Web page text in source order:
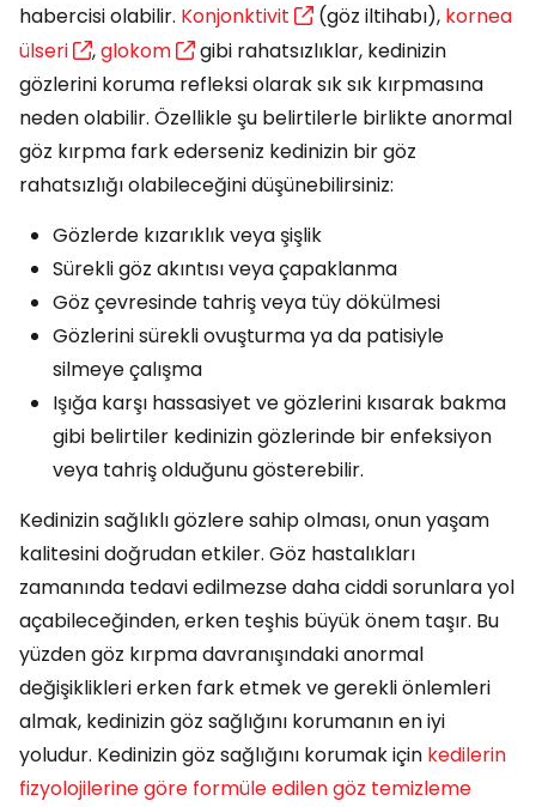
habercisi olabilir. Konjonktivit (göz iltihabı), kornea
ülseri
,glokom
gibi rahatsızlıklar, kedinizin
gözlerini koruma refleksi olarak sık sık kırpmasına
neden olabilir. Özellikle şu belirtilerle birlikte anormal
göz kırpma fark ederseniz kedinizin bir göz
rahatsızlığı olabileceğini düşünebilirsiniz:
Gözlerde kızarıklık veya şişlik
Sürekli göz akıntısı veya çapaklanma
Göz çevresinde tahriş veya tüy dökülmesi
Gözlerini sürekli ovuşturma ya da patisiyle
silmeye çalışma
Işığa karşı hassasiyet ve gözlerini kısarak bakma
gibi belirtiler kedinizin gözlerinde bir enfeksiyon
veya tahriş olduğunu gösterebilir.
Kedinizin sağlıklı gözlere sahip olması, onun yaşam
kalitesini doğrudan etkiler. Göz hastalıkları
zamanında tedavi edilmezse daha ciddi sorunlara yol
açabileceğinden, erken teşhis büyük önem taşır. Bu
yüzden göz kırpma davranışındaki anormal
değişiklikleri erken fark etmek ve gerekli önlemleri
almak, kedinizin göz sağlığını korumanın en iyi
yoludur. Kedinizin göz sağlığını korumak için kedilerin
fizyolojilerine göre formüle edilen göz temizleme